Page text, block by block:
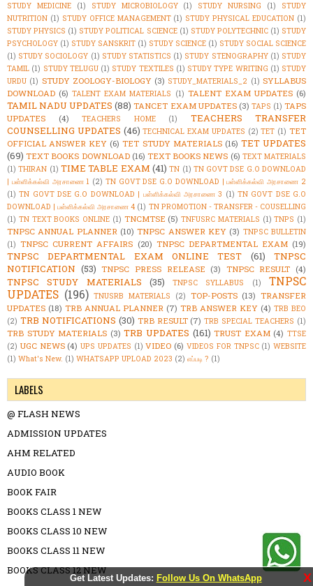
STUDY MEDICINE
(1) STUDY MICROBIOLOGY (1) STUDY NURSING (1)
STUDY
NUTRITION (1) STUDY OFFICE MANAGEMENT (1) STUDY PHYSICAL EDUCATION (1)
STUDY PHYSICS (1) STUDY POLITICAL SCIENCE (1) STUDY POLYTECHNIC (1) STUDY
PSYCHOLOGY (1) STUDY SANSKRIT (1) STUDY SCIENCE (1) STUDY SOCIAL SCIENCE
(1) STUDY SOCIOLOGY (1) STUDY STATISTICS (1) STUDY STENOGRAPHY (1) STUDY
TAMIL (1) STUDY TELUGU (1) STUDY TEXTILES (1) STUDY TYPE WRITING (1) STUDY
URDU (1) STUDY ZOOLOGY-BIOLOGY (3) STUDY_MATERIALS_2 (1) SYLLABUS
DOWNLOAD (6) TALENT EXAM MATERIALS (1) TALENT EXAM UPDATES (6)
TAMIL NADU UPDATES (88) TANCET EXAM UPDATES (3) TAPS (1) TAPS
UPDATES
(4) TEACHERS HOME (1)
TEACHERS TRANSFER
COUNSELLING UPDATES (46) TECHNICAL EXAM UPDATES (2) TET (1) TET
OFFICIAL ANSWER KEY (6) TET STUDY MATERIALS (16) TET UPDATES
(69) TEXT BOOKS DOWNLOAD (16) TEXT BOOKS NEWS (6) TEXT MATERIALS
(1) THIRAN (1) TIME TABLE EXAM (41) TN (1) TN GOVT DSE G.O DOWNLOAD
| பள்ளிக்கல்வி அரசாணை 1 (2) TN GOVT DSE G.O DOWNLOAD | பள்ளிக்கல்வி அரசாணை 2
(1) TN GOVT DSE G.O DOWNLOAD | பள்ளிக்கல்வி அரசாணை 3 (1) TN GOVT DSE G.O
DOWNLOAD | பள்ளிக்கல்வி அரசாணை 4 (1) TN PROMOTION - TRANSFER - COUSELLING
(1) TN TEXT BOOKS ONLINE (1) TNCMTSE (5) TNFUSRC MATERIALS (1) TNPS (1)
TNPSC ANNUAL PLANNER (10) TNPSC ANSWER KEY (3) TNPSC BULLETIN
(1) TNPSC CURRENT AFFAIRS (20) TNPSC DEPARTMENTAL EXAM (19)
TNPSC DEPARTMENTAL EXAM ONLINE TEST (61)
TNPSC
NOTIFICATION (53) TNPSC PRESS RELEASE (3) TNPSC RESULT (4)
TNPSC STUDY MATERIALS (35) TNPSC SYLLABUS (1)
TNPSC
UPDATES (196) TNUSRB MATERIALS (2) TOP-POSTS (13) TRANSFER
UPDATES (18) TRB ANNUAL PLANNER (7) TRB ANSWER KEY (4) TRB BEO
(2) TRB NOTIFICATIONS (30) TRB RESULT (7) TRB SPECIAL TEACHERS (1)
TRB STUDY MATERIALS (3) TRB UPDATES (161) TRUST EXAM (4) TTSE
(2) UGC NEWS (4) UPS UPDATES (1) VIDEO (6) VIDEOS FOR TNPSC (1) WEBSITE
(1) What's New. (1) WHATSAPP UPLOAD 2023 (2) எப்படி ? (1)
Get Latest Updates: Follow Us On WhatsApp X
LABELS
@ FLASH NEWS
ADMISSION UPDATES
AHM RELATED
AUDIO BOOK
BOOK FAIR
BOOKS CLASS 1 NEW
BOOKS CLASS 10 NEW
BOOKS CLASS 11 NEW
BOOKS CLASS 12 NEW